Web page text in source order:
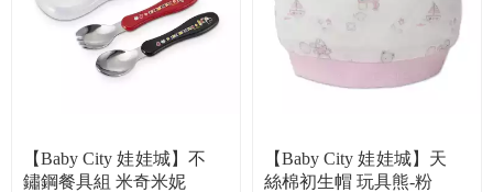
【Baby City 娃娃城】不
鏽鋼餐具組 米奇米妮
【Baby City 娃娃城】天
絲棉初生帽 玩具熊-粉